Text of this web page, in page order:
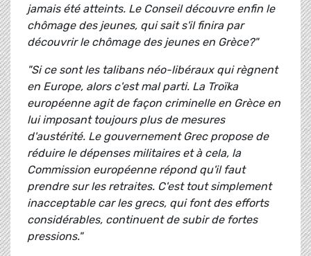
jamais été atteints. Le Conseil découvre enfin le
chômage des jeunes, qui sait s'il finira par
découvrir le chômage des jeunes en Grèce?"
"Si ce sont les talibans néo-libéraux qui règnent
en Europe, alors c'est mal parti. La Troïka
européenne agit de façon criminelle en Grèce en
lui imposant toujours plus de mesures
d'austérité. Le gouvernement Grec propose de
réduire le dépenses militaires et à cela, la
Commission européenne répond qu'il faut
prendre sur les retraites. C'est tout simplement
inacceptable car les grecs, qui font des efforts
considérables, continuent de subir de fortes
pressions."